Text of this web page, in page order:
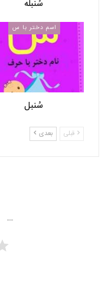
سُنبله
اسم دختر با س
سُنبل
قبلی بعدی